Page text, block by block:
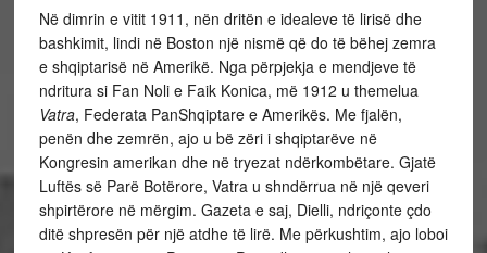
Në dimrin e vitit 1911, nën dritën e idealeve të lirisë dhe
bashkimit, lindi në Boston një nismë që do të bëhej zemra
e shqiptarisë në Amerikë. Nga përpjekja e mendjeve të
ndritura si Fan Noli e Faik Konica, më 1912 u themelua
Vatra, Federata PanShqiptare e Amerikës. Me fjalën,
penën dhe zemrën, ajo u bë zëri i shqiptarëve në
Kongresin amerikan dhe në tryezat ndërkombëtare. Gjatë
Luftës së Parë Botërore, Vatra u shndërrua në një qeveri
shpirtërore në mërgim. Gazeta e saj, Dielli, ndriçonte çdo
ditë shpresën për një atdhe të lirë. Me përkushtim, ajo loboi